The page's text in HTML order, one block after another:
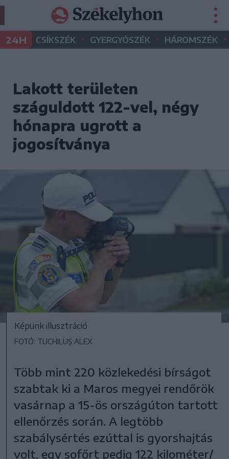
24H CSÍKSZÉK • GYERGYÓSZÉK • HÁROMSZÉK •
Lakott területen
száguldott 122-vel, négy
hónapra ugrott a
jogosítványa
Képünk illusztráció
FOTÓ: TUCHILUȘ ALEX
Több mint 220 közlekedési bírságot
szabtak ki a Maros megyei rendőrök
vasárnap a 15-ös országúton tartott
ellenőrzés során. A legtöbb
szabálysértés ezúttal is gyorshajtás
volt, egy sofőrt pedig 122 kilométer/